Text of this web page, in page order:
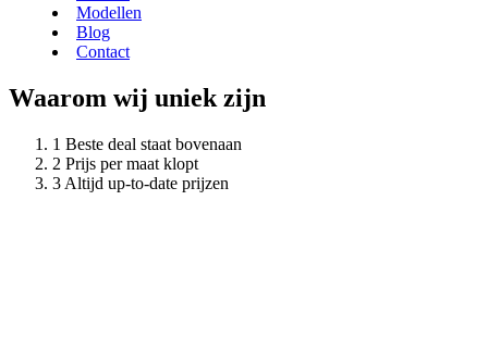
Modellen
Blog
Contact
Waarom wij uniek zijn
Beste deal staat bovenaan
Prijs per maat klopt
Altijd up-to-date prijzen